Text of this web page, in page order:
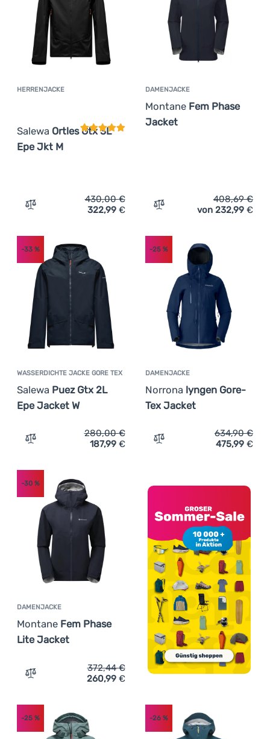
HERRENJACKE
Salewa Ortles Gtx 3L
Epe Jkt M
Kundenbewertung
Zum Vergleich 'Herrenjacke Salewa Ortles Gtx 3L Epe
430,00€
322,99 €
DAMENJACKE
Montane Fem Phase
Jacket
Zum Vergleich
408,69€
von 232,99 €
WASSERDICHTE JACKE GORE TEX
Salewa Puez Gtx 2L
Epe Jacket W
-33 %
Zum Vergleich 'Wasserdichte Jacke Gore Tex Salewa
280,00€
187,99 €
DAMENJACKE
Norrona lyngen Gore-
Tex Jacket
-25%
Zum Vergleich
634,90€
475,99 €
DAMENJACKE
Montane Fem Phase
Lite Jacket
-30 %
Zum Vergleich 'Damenjacke Montane Fem Phase Lite
372,44€
260,99 €
-25 % -26%